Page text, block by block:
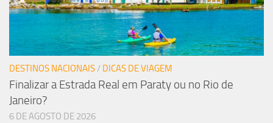
DESTINOS NACIONAIS/ DICAS DE VIAGEM
Finalizar a Estrada Real em Paraty ou no Rio de
Janeiro?
6 DE AGOSTO DE 2026